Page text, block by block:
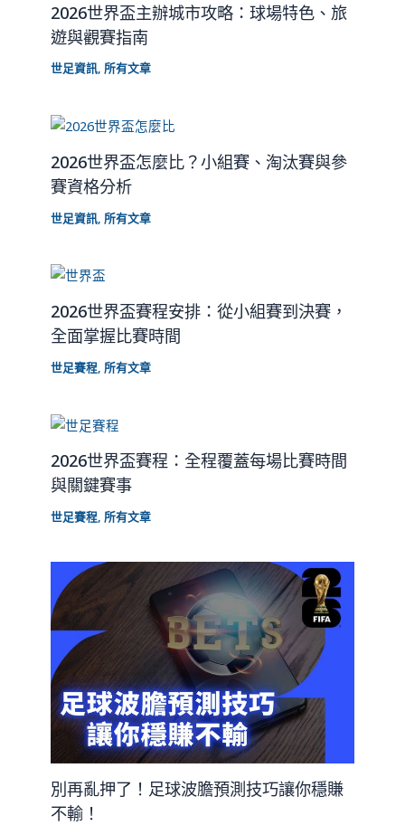
2026世界盃主辦城市攻略：球場特色、旅
遊與觀賽指南
世足資訊,所有文章
2026世界盃怎麼比？小組賽、淘汰賽與參
賽資格分析
世足資訊,所有文章
2026世界盃賽程安排：從小組賽到決賽，
全面掌握比賽時間
世足賽程,所有文章
2026世界盃賽程：全程覆蓋每場比賽時間
與關鍵賽事
世足賽程,所有文章
別再亂押了！足球波膽預測技巧讓你穩賺
不輸！